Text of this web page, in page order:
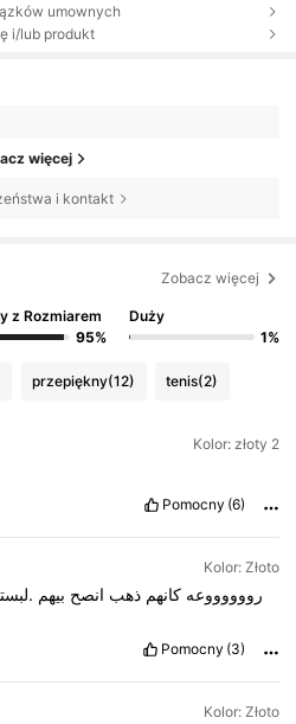
umownych
i/lub produkt
więcej
i kontakt
Zobacz więcej
z Rozmiarem
95%
Duży
1%
przepiękny(12) tenis(2)
Kolor: złoty 2
Pomocny (6)
Kolor: Złoto
رووووووعهكانهمذهب انصح بيهم
Pomocny (3)
Kolor: Złoto